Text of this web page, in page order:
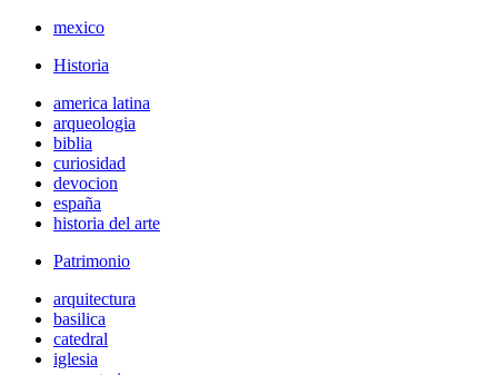
mexico
Historia
america latina
arqueologia
biblia
curiosidad
devocion
españa
historia del arte
Patrimonio
arquitectura
basilica
catedral
iglesia